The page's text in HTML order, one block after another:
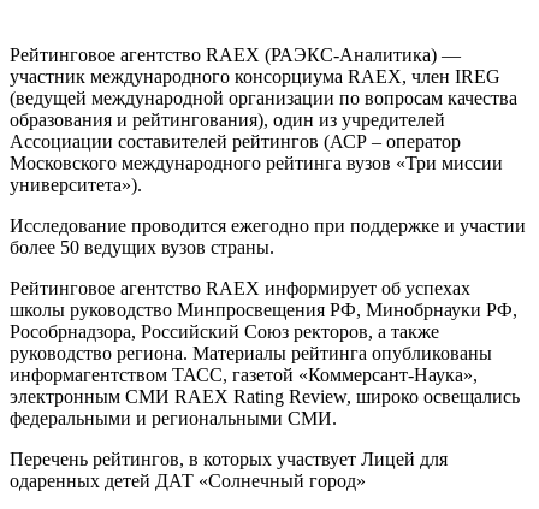
Рейтинговое агентство RAEX (РАЭКС-Аналитика) —
участник международного консорциума RAEX, член IREG
(ведущей международной организации по вопросам качества
образования и рейтингования), один из учредителей
Ассоциации составителей рейтингов (АСР – оператор
Московского международного рейтинга вузов «Три миссии
университета»).
Исследование проводится ежегодно при поддержке и участии
более 50 ведущих вузов страны.
Рейтинговое агентство RAEX информирует об успехах
школы руководство Минпросвещения РФ, Минобрнауки РФ,
Рособрнадзора, Российский Союз ректоров, а также
руководство региона. Материалы рейтинга опубликованы
информагентством ТАСС, газетой «Коммерсант-Наука»,
электронным СМИ RAEX Rating Review, широко освещались
федеральными и региональными СМИ.
Перечень рейтингов, в которых участвует Лицей для
одаренных детей ДАТ «Солнечный город»